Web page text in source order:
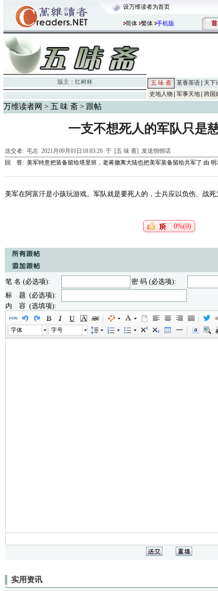
设万维读者为首页
简体 繁体 手机版 首
版主： 红树林 五 味 斋 茗香茶语
天下
史地人物
军事天地 跨国
万维读者网 > 五 味 斋 > 跟帖
一支不想死人的军队只是
送交者: 毛左 2021月09月01日18:03:20 于 [五 味 斋] 发送悄悄话
回 答: 美军特意把装备留给塔里班，老蒋撤离大陆也把美军装备留给共军了 由 明
美军在阿富汗是小孩玩游戏。军队就是要死人的，士兵应以负伤、战
0%(0)
笔 名 (必选项):
密 码 (必选项):
标 题 (必选项):
内 容 (选填项):
字体 字号
实用资讯